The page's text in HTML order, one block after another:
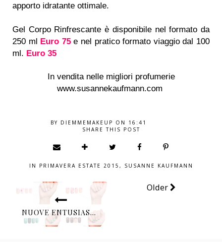
apporto idratante ottimale.
Gel Corpo Rinfrescante è disponibile nel formato da
250 ml Euro 75e nel pratico formato viaggio dal 100
ml. Euro 35
In vendita nelle migliori profumerie
www.susannekaufmann.com
BY DIEMMEMAKEUP ON 16:41
SHARE THIS POST
IN PRIMAVERA ESTATE 2015 , SUSANNE KAUFMANN
NUOVE ENTUSIASMANTI PROPOSTE NAIL: FING’RS PRINTS
Older